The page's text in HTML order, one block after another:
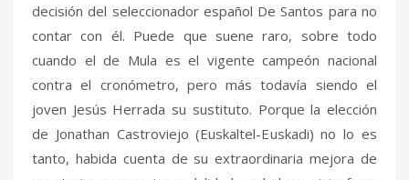
decisión del seleccionador español De Santos para no
contar con él. Puede que suene raro, sobre todo
cuando el de Mula es el vigente campeón nacional
contra el cronómetro, pero más todavía siendo el
joven Jesús Herrada su sustituto. Porque la elección
de Jonathan Castroviejo (Euskaltel-Euskadi) no lo es
tanto, habida cuenta de su extraordinaria mejora de